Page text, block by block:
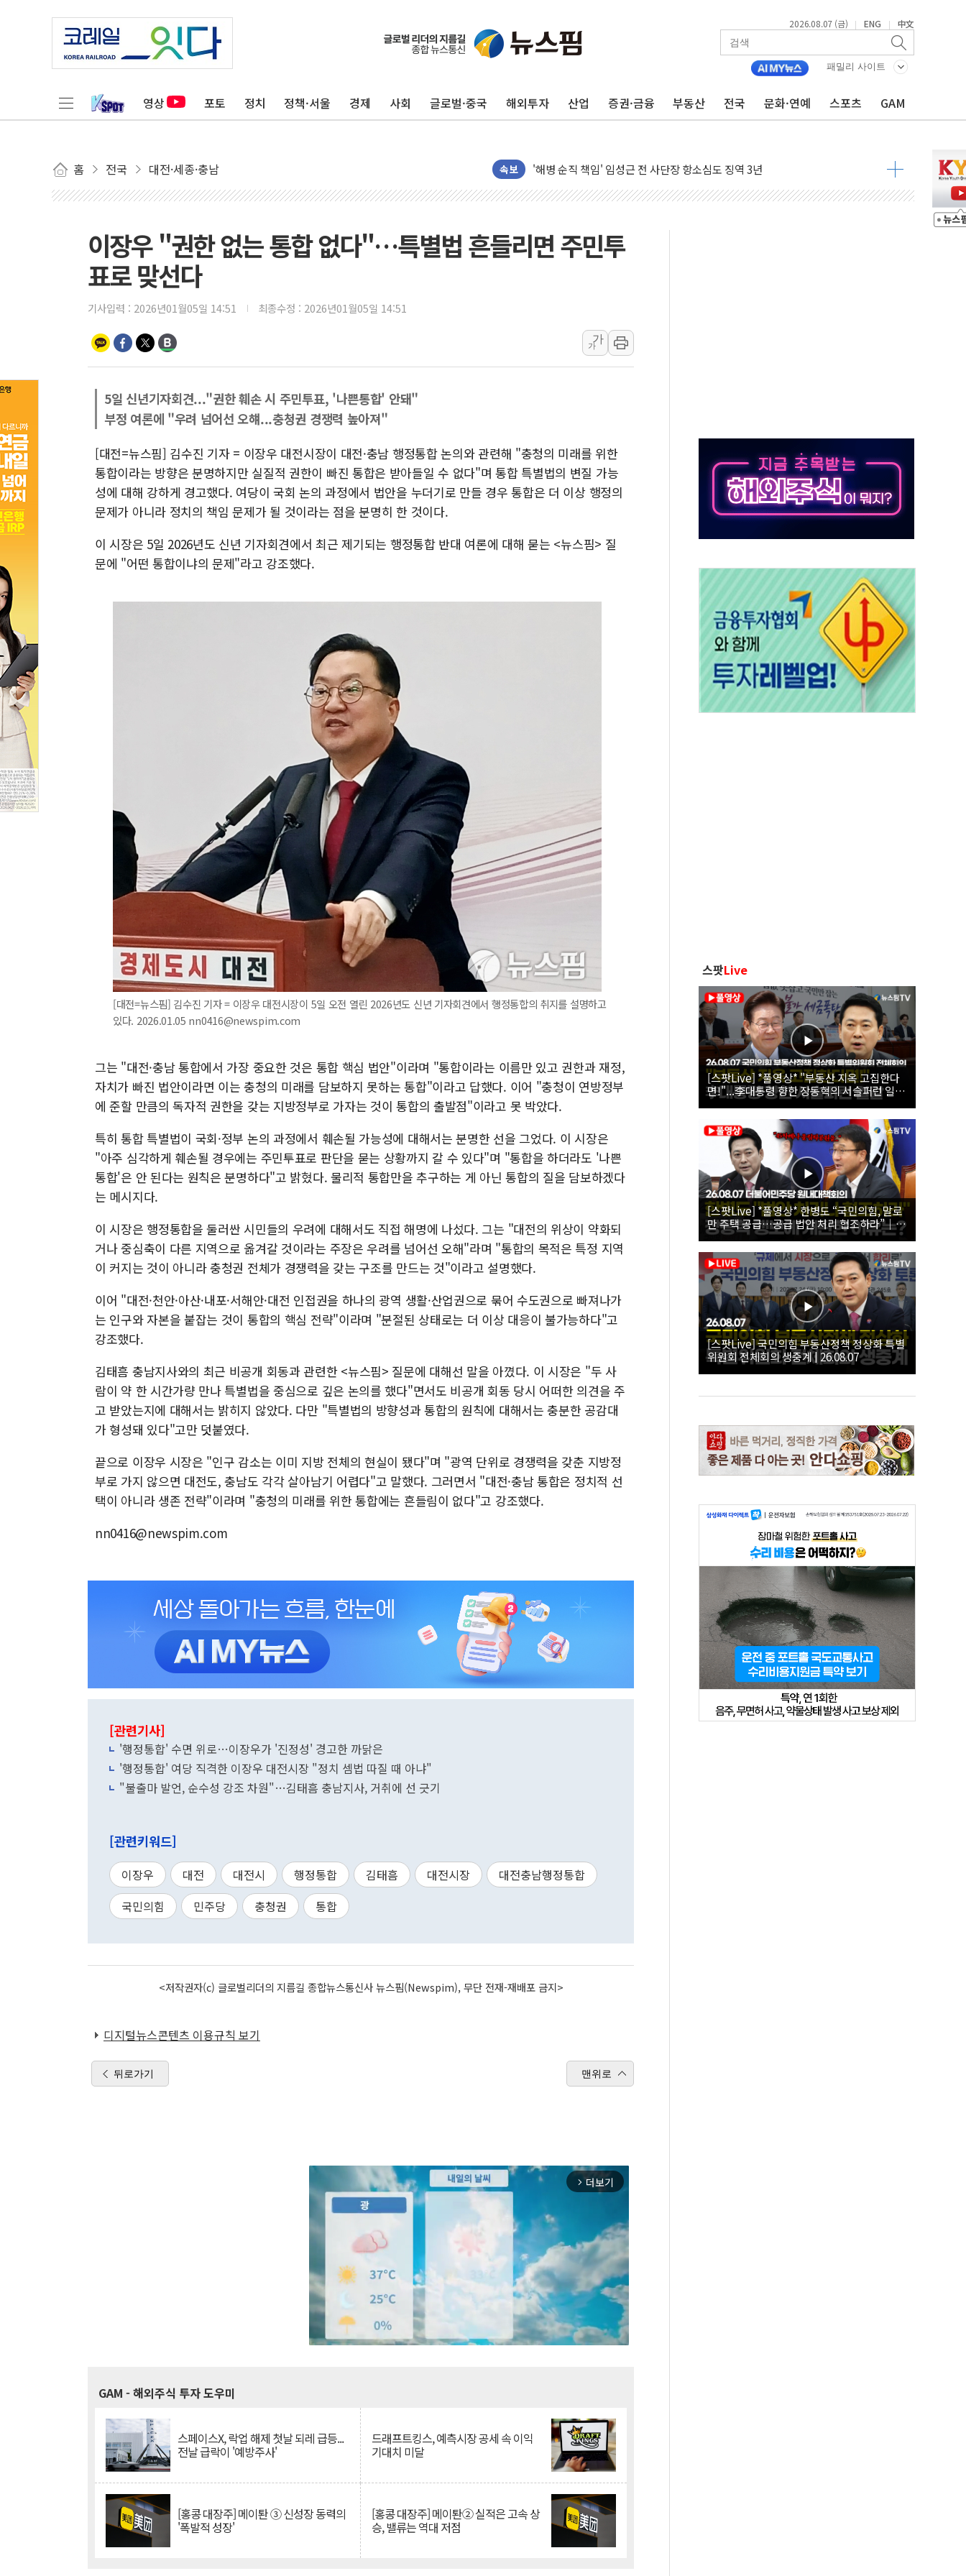
2026.08.07 (금) | ENG | 中文
패밀리 사이트
영상 포토 정치 정책·서울 경제 사회 글로벌·중국 해외투자 산업 증권·금융 부동산 전국 문화·연예 스포츠 GAM
홈 전국 대전·세종·충남 속보
전남광주 화정역 인근 도로 4중 추돌…1명 심정지·5명 부상
헥토이노베이션, 상반기 매출 첫 2000억원 돌파
우리은행, 고창해상풍력에 4000억 금융 지원
민병덕 "오늘 67개 점포 영업 재개...장바구니에 홈플러스 담아달라" 호소
하나금융이 쏘아 올린 CIFO, 금융지주 포용금융 조직개편 신호탄
"최대 2시간 앞서 침수 예측"…건설연, AI 위험기상 기술 개발
유니슨 "국내생산세액공제·인증제도 개선 수혜 기대"
AI에 승부 건 네이버…내년 AI 팩토리 매출 본격화
日, 4~6월 105조원 환시 개입...4월 말 '56조원' 사상 최대
오렌지플래닛 창업재단, 스타트업 지원 프로그램 성료
경찰, '300억대 사기 혐의' 차가원 대표 구속 송치
이장우 "권한 없는 통합 없다"…특별법 흔들리면 주민투
표로 맞선다
기사입력 : 2026년01월05일 14:51 최종수정 : 2026년01월05일 14:51
가
가
5일 신년기자회견..."권한 훼손 시 주민투표, '나쁜통합' 안돼"
부정 여론에 "우려 넘어선 오햬...충청권 경쟁력 높아져"
[대전=뉴스핌] 김수진 기자 = 이장우 대전시장이 대전·충남 행정통합 논의와 관련해 "충청의 미래를 위한
통합이라는 방향은 분명하지만 실질적 권한이 빠진 통합은 받아들일 수 없다"며 통합 특별법의 변질 가능
성에 대해 강하게 경고했다. 여당이 국회 논의 과정에서 법안을 누더기로 만들 경우 통합은 더 이상 행정의
문제가 아니라 정치의 책임 문제가 될 것이라는 점을 분명히 한 것이다.
이 시장은 5일 2026년도 신년 기자회견에서 최근 제기되는 행정통합 반대 여론에 대해 묻는 <뉴스핌> 질
문에 "어떤 통합이냐의 문제"라고 강조했다.
[대전=뉴스핌] 김수진 기자 = 이장우 대전시장이 5일 오전 열린 2026년도 신년 기자회견에서 행정통합의 취지를 설명하고
있다. 2026.01.05 nn0416@newspim.com
그는 "대전·충남 통합에서 가장 중요한 것은 통합 핵심 법안"이라며 "통합이라는 이름만 있고 권한과 재정,
자치가 빠진 법안이라면 이는 충청의 미래를 담보하지 못하는 통합"이라고 답했다. 이어 "충청이 연방정부
에 준할 만큼의 독자적 권한을 갖는 지방정부로 가자는 것이 통합의 출발점"이라고 못 박았다.
특히 통합 특별법이 국회·정부 논의 과정에서 훼손될 가능성에 대해서는 분명한 선을 그었다. 이 시장은
"아주 심각하게 훼손될 경우에는 주민투표로 판단을 묻는 상황까지 갈 수 있다"며 "통합을 하더라도 '나쁜
통합'은 안 된다는 원칙은 분명하다"고 밝혔다. 물리적 통합만을 추구하는 게 아닌 통합의 질을 담보하겠다
는 메시지다.
이 시장은 행정통합을 둘러싼 시민들의 우려에 대해서도 직접 해명에 나섰다. 그는 "대전의 위상이 약화되
거나 중심축이 다른 지역으로 옮겨갈 것이라는 주장은 우려를 넘어선 오해"라며 "통합의 목적은 특정 지역
이 커지는 것이 아니라 충청권 전체가 경쟁력을 갖는 구조를 만드는 것"이라고 설명했다.
이어 "대전·천안·아산·내포·서해안·대전 인접권을 하나의 광역 생활·산업권으로 묶어 수도권으로 빠져나가
는 인구와 자본을 붙잡는 것이 통합의 핵심 전략"이라며 "분절된 상태로는 더 이상 대응이 불가능하다"고
강조했다.
김태흠 충남지사와의 최근 비공개 회동과 관련한 <뉴스핌> 질문에 대해선 말을 아꼈다. 이 시장은 "두 사
람이 약 한 시간가량 만나 특별법을 중심으로 깊은 논의를 했다"면서도 비공개 회동 당시 어떠한 의견을 주
고 받았는지에 대해서는 밝히지 않았다. 다만 "특별법의 방향성과 통합의 원칙에 대해서는 충분한 공감대
가 형성돼 있다"고만 덧붙였다.
끝으로 이장우 시장은 "인구 감소는 이미 지방 전체의 현실이 됐다"며 "광역 단위로 경쟁력을 갖춘 지방정
부로 가지 않으면 대전도, 충남도 각각 살아남기 어렵다"고 말했다. 그러면서 "대전·충남 통합은 정치적 선
택이 아니라 생존 전략"이라며 "충청의 미래를 위한 통합에는 흔들림이 없다"고 강조했다.
nn0416@newspim.com
[관련기사]
'행정통합' 수면 위로…이장우가 '진정성' 경고한 까닭은
'행정통합' 여당 직격한 이장우 대전시장 "정치 셈법 따질 때 아냐"
"불출마 발언, 순수성 강조 차원"…김태흠 충남지사, 거취에 선 긋기
[관련키워드]
이장우 대전 대전시 행정통합 김태흠 대전시장
대전충남행정통합
국민의힘
민주당 충청권 통합
<저작권자(c) 글로벌리더의 지름길 종합뉴스통신사 뉴스핌(Newspim), 무단 전재-재배포 금지>
디지털뉴스콘텐츠 이용규칙 보기
뒤로가기 맨위로
arrow_forward_ios 더보기
GAM - 해외주식 투자 도우미
스페이스X, 락업 해제 첫날 되레 급등...
전날 급락이 '예방주사'
드래프트킹스, 예측시장 공세 속 이익
기대치 미달
[홍콩 대장주] 메이퇀 ③ 신성장 동력의
'폭발적 성장'
[홍콩 대장주] 메이퇀② 실적은 고속 상
승, 밸류는 역대 저점
스팟Live
[스팟Live] *풀영상* "부동산 지옥 고집한다
면!"...李대통령 향한 장동혁의 서슬퍼런 일갈
| 26.08.07 국민의힘 부동산정책 정상화 특별
위원회 전체회의
[스팟Live] *풀영상* 한병도 “국민의힘, 말로
만 주택 공급…공급 법안 처리 협조하라”｜
26.08.07 더불어민주당 원내대책회의
[스팟Live] 국민의힘 부동산정책 정상화 특별
위원회 전체회의 생중계 | 26.08.07